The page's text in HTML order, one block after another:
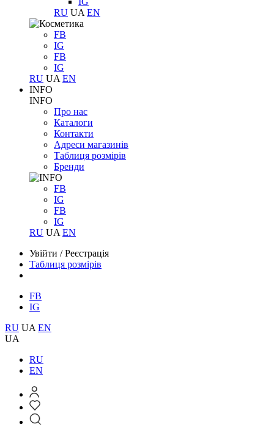
RU UA EN
FB
IG
FB
IG
RU UA EN
INFO
INFO
Про нас
Каталоги
Контакти
Адреси магазинів
Таблиця розмірів
Бренди
FB
IG
FB
IG
RU UA EN
Увійти /Реєстрація
Таблиця розмірів
FB
IG
RU UA EN
UA
RU
EN